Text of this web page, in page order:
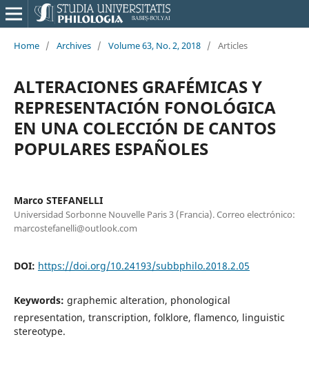
Home / Archives / Volume 63, No. 2, 2018 / Articles
ALTERACIONES GRAFÉMICAS Y
REPRESENTACIÓN FONOLÓGICA
EN UNA COLECCIÓN DE CANTOS
POPULARES ESPAÑOLES
Marco STEFANELLI
Universidad Sorbonne Nouvelle Paris 3 (Francia). Correo electrónico:
marcostefanelli@outlook.com
DOI: https://doi.org/10.24193/subbphilo.2018.2.05
Keywords: graphemic alteration, phonological
representation, transcription, folklore, flamenco, linguistic
stereotype.